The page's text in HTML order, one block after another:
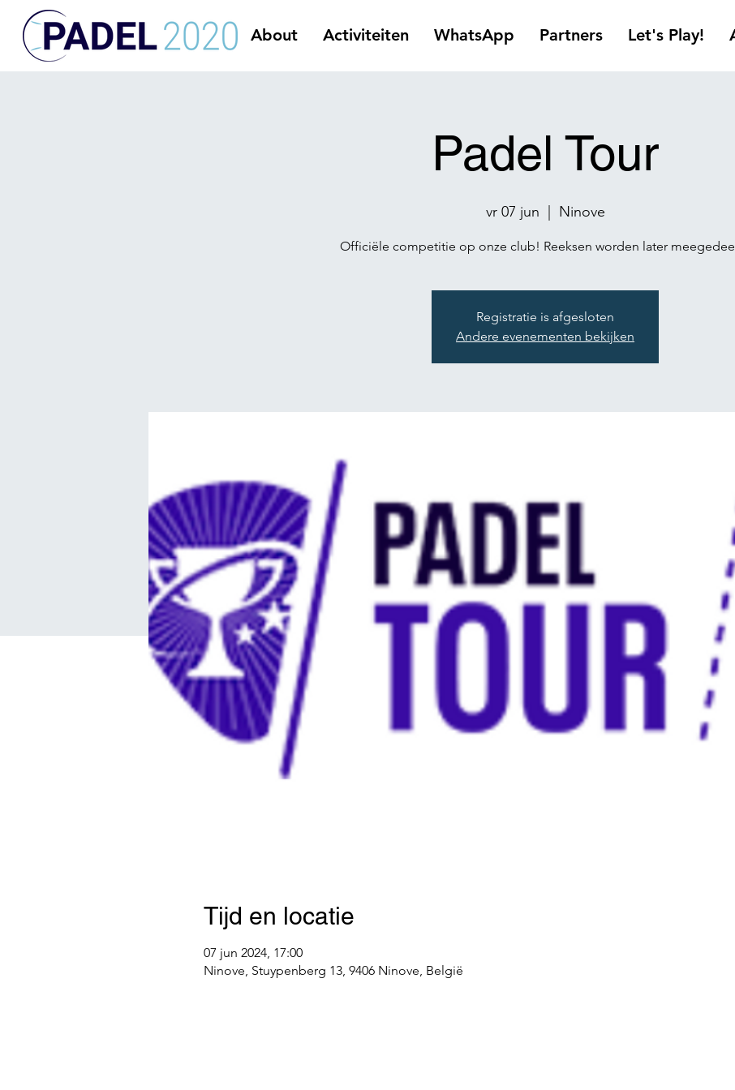
About Activiteiten WhatsApp Partners Let's Play!
Padel Tour
vr 07 jun Ninove
Officiële competitie op onze club! Reeksen worden later
Registratie is afgesloten
Andere evenementen bekijken
Tijd en locatie
07 jun 2024, 17:00
Ninove, Stuypenberg 13, 9406 Ninove, België